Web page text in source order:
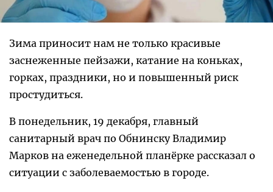
Зима приносит нам не только красивые
заснеженные пейзажи, катание на коньках,
горках, праздники, но и повышенный риск
простудиться.
В понедельник, 19 декабря, главный
санитарный врач по Обнинску Владимир
Марков на еженедельной планёрке рассказал о
ситуации с заболеваемостью в городе.